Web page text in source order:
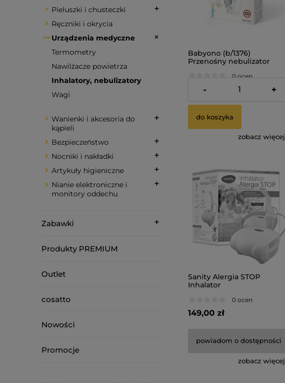
Pieluszki i chusteczki
Ręczniki i okrycia
Urządzenia medyczne
Termometry
Nawilżacze powietrza
Inhalatory, nebulizatory
Wagi
Wanienki i akcesoria do
kąpieli
Bezpieczeństwo
Nocniki i nakładki
Artykuły higieniczne
Nianie elektroniczne i
monitory oddechu
Zabawki
Produkty PREMIUM
Outlet
cosatto
Nowości
Promocje
Babyono (b/1376)
Przenośny nebulizator
0 ocen
110,00 zł
- +
do koszyka
zobacz więcej
Sanity Alergia STOP
Inhalator
0 ocen
149,00 zł
powiadom o dostępności
zobacz więcej